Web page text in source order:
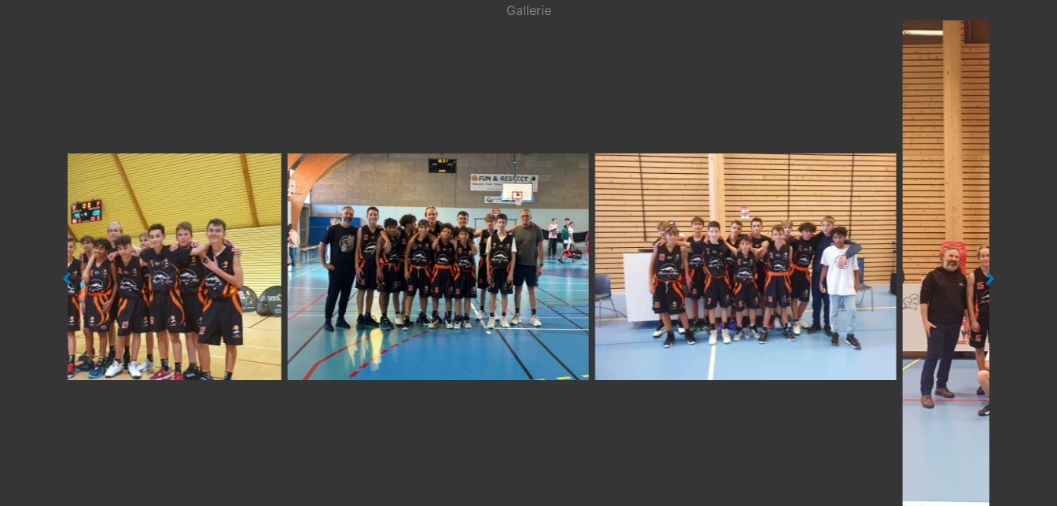
Gallerie